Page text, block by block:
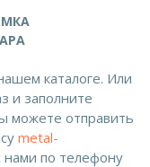
каталоге. Или
и заполните
можете отправить
metal-
нами по телефону